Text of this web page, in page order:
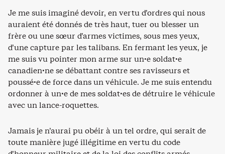
Je me suis imaginé devoir, en vertu d’ordres qui nous
auraient été donnés de très haut, tuer ou blesser un
frère ou une sœur d’armes victimes, sous mes yeux,
d’une capture par les talibans. En fermant les yeux, je
me suis vu pointer mon arme sur un·e soldat·e
canadien·ne se débattant contre ses ravisseurs et
poussé·e de force dans un véhicule. Je me suis entendu
ordonner à un·e de mes soldat·es de détruire le véhicule
avec un lance-roquettes.
Jamais je n’aurai pu obéir à un tel ordre, qui serait de
toute manière jugé illégitime en vertu du code